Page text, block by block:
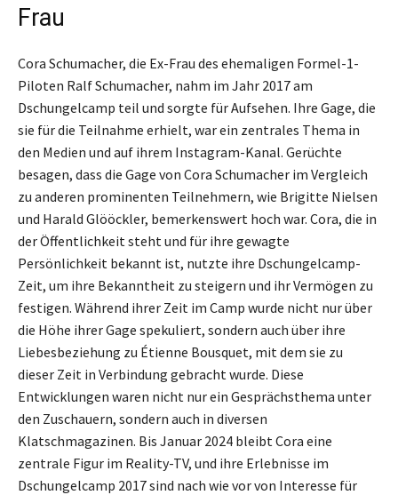
Frau
Cora Schumacher, die Ex-Frau des ehemaligen Formel-1-
Piloten Ralf Schumacher, nahm im Jahr 2017 am
Dschungelcamp teil und sorgte für Aufsehen. Ihre Gage, die
sie für die Teilnahme erhielt, war ein zentrales Thema in
den Medien und auf ihrem Instagram-Kanal. Gerüchte
besagen, dass die Gage von Cora Schumacher im Vergleich
zu anderen prominenten Teilnehmern, wie Brigitte Nielsen
und Harald Glööckler, bemerkenswert hoch war. Cora, die in
der Öffentlichkeit steht und für ihre gewagte
Persönlichkeit bekannt ist, nutzte ihre Dschungelcamp-
Zeit, um ihre Bekanntheit zu steigern und ihr Vermögen zu
festigen. Während ihrer Zeit im Camp wurde nicht nur über
die Höhe ihrer Gage spekuliert, sondern auch über ihre
Liebesbeziehung zu Étienne Bousquet, mit dem sie zu
dieser Zeit in Verbindung gebracht wurde. Diese
Entwicklungen waren nicht nur ein Gesprächsthema unter
den Zuschauern, sondern auch in diversen
Klatschmagazinen. Bis Januar 2024 bleibt Cora eine
zentrale Figur im Reality-TV, und ihre Erlebnisse im
Dschungelcamp 2017 sind nach wie vor von Interesse für